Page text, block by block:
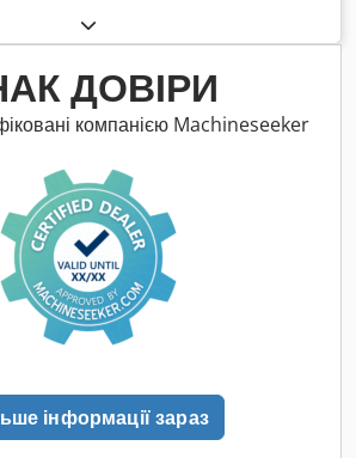
ДОВІРИ
компанією Machineseeker
інформації зараз